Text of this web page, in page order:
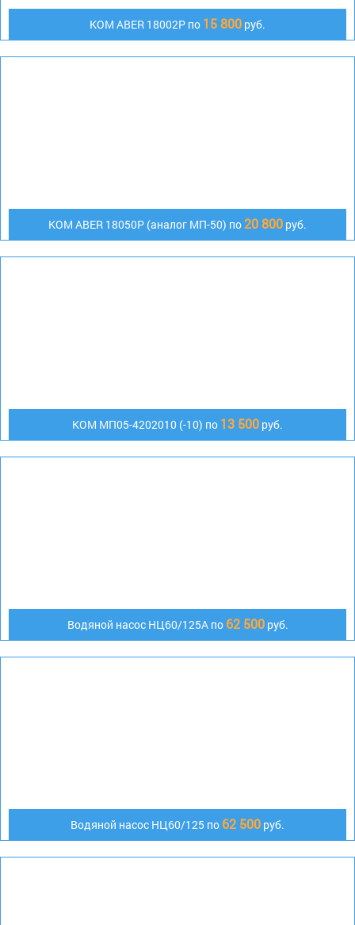
KOM ABER 18002P по 15 800 руб.
KOM ABER 18050P (аналог МП-50) по20 800 руб.
КОМ МП05-4202010 (-10) по 13 500 руб.
Водяной насос НЦ60/125А по 62 500руб.
Водяной насос НЦ60/125 по 62 500 руб.